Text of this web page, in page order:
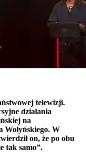
telewizji.
działania
na
W
on, że po obu
tak samo”.